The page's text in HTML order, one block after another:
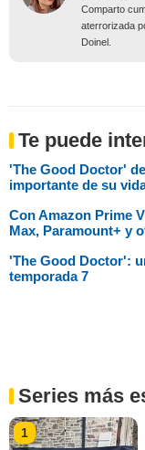
Comparto
aterrorizada
Doinel.
Te puede
'The Good Doctor'
importante de su
Con Amazon Prime
Max, Paramount+ y
'The Good Doctor':
temporada 7
Series más
1